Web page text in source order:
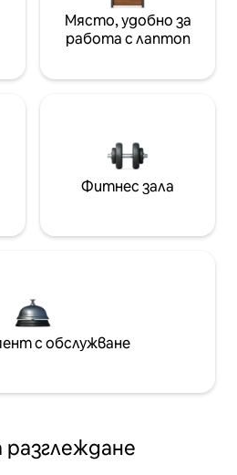
Място, удобно за
работа с лаптоп
Фитнес зала
с обслужване